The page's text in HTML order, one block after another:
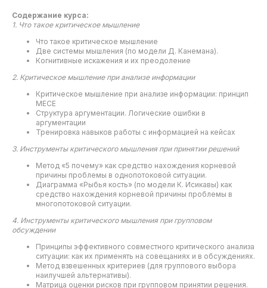
Содержание курса:
1. Что такое критическое мышление
Что такое критическое мышление
Две системы мышления (по модели Д. Канемана).
Когнитивные искажения и их преодоление
2. Критическое мышление при анализе информации
Критическое мышление при анализе информации: принцип
МЕСЕ
Структура аргументации. Логические ошибки в
аргументации
Тренировка навыков работы с информацией на кейсах
3. Инструменты критического мышления при принятии решений
Метод «5 почему» как средство нахождения корневой
причины проблемы в однопотоковой ситуации.
Диаграмма «Рыбья кость» (по модели К. Исикавы) как
средство нахождения корневой причины проблемы в
многопотоковой ситуации.
4. Инструменты критического мышления при групповом
обсуждении
Принципы эффективного совместного критического анализа
ситуации: как их применять на совещаниях и в обсуждениях.
Метод взвешенных критериев (для группового выбора
наилучшей альтернативы).
Матрица оценки рисков при групповом принятии решения.